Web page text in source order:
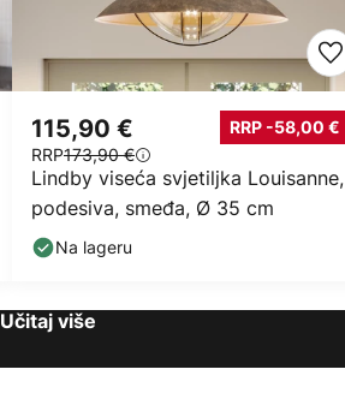
115,90 €
RRP173,90 €
RRP -58,00 €
Lindby viseća svjetiljka Louisanne,
podesiva, smeđa, Ø 35 cm
Na lageru
Učitaj više